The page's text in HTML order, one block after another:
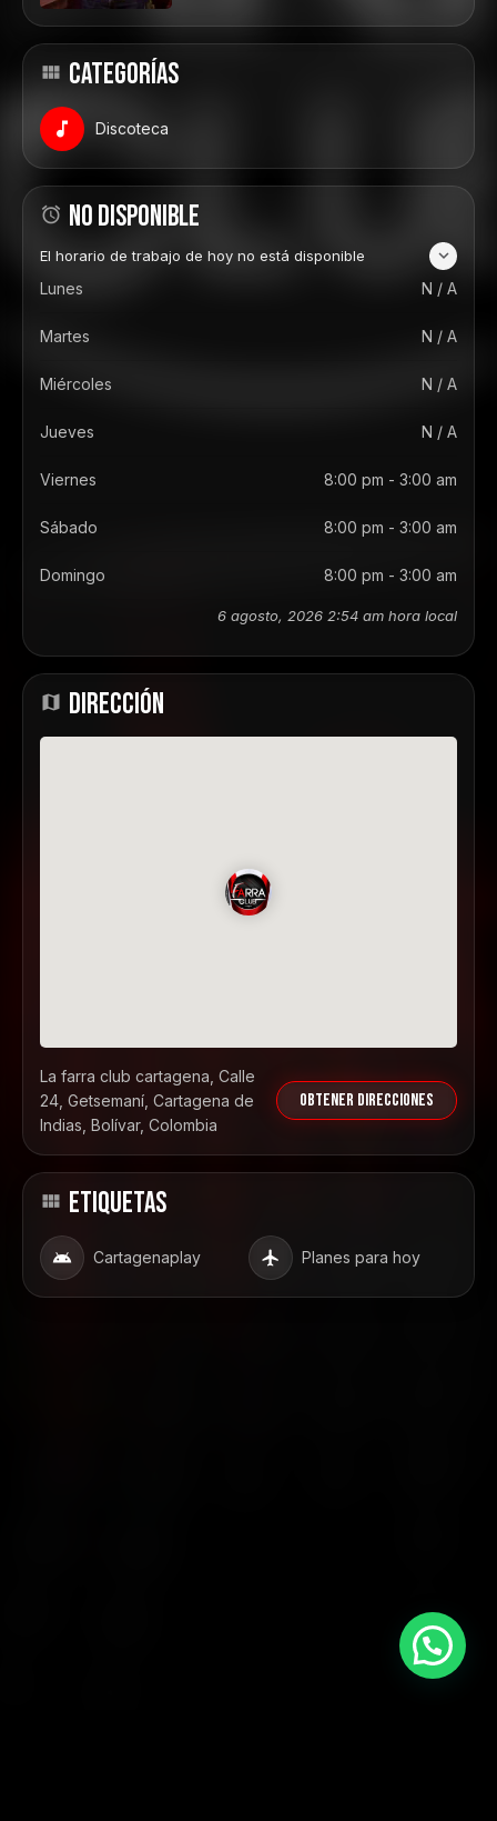
CATEGORÍAS
Discoteca
NO DISPONIBLE
El horario de trabajo de hoy no está disponible
Lunes N / A
Martes N / A
Miércoles N / A
Jueves N / A
Viernes 8:00 pm - 3:00 am
Sábado 8:00 pm - 3:00 am
Domingo 8:00 pm - 3:00 am
6 agosto, 2026 2:54 am hora local
DIRECCIÓN
La farra club cartagena, Calle
24, Getsemaní, Cartagena de
Indias, Bolívar, Colombia
Obtener direcciones
ETIQUETAS
Cartagenaplay Planes para hoy